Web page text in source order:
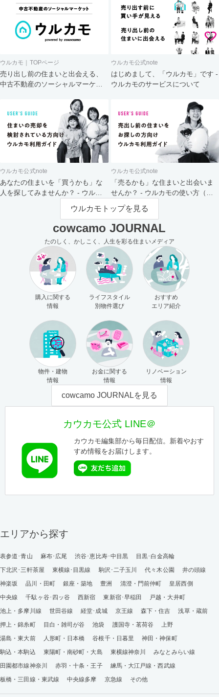
ウルカモ｜TOPページ
売り出し前の住まいと出会える、
中古不動産のソーシャルマーケッ
ウルカモ公式note
はじめまして、「ウルカモ」です -
ウルカモのサービスについて
ウルカモ公式note
あなたの住まいを「買うかも」な
人を探してみませんか？ - ウルカ
ウルカモ公式note
「売るかも」な住まいと出会いま
せんか？ - ウルカモの使い方（買
主さま向け）
ウルカモトップを見る
cowcamo JOURNAL
たのしく、かしこく、人生を彩る住まいメディア
購入に関する
情報
ライフスタイル
別物件選び
おすすめ
エリア紹介
物件・建物
情報
お金に関する
情報
リノベーション
情報
cowcamo JOURNALを見る
カウカモ公式 LINE＠
カウカモ編集部から毎日配信。新着やおす
すめ情報をお届けします。
エリアから探す
表参道･青山 麻布･広尾 渋谷･恵比寿･中目黒
目黒･白金高輪
下北沢･三軒茶屋
東横線･目黒線 駒沢･二子玉川 代々木公園
井の頭線
神楽坂
品川・田町 銀座・築地 豊洲 清澄・門前仲町
皇居西側
中央線
千駄ヶ谷･四ッ谷 西新宿 東新宿･早稲田
戸越・大井町
池上・多摩川線
世田谷線 経堂･成城 京王線 森下・住吉
浅草・蔵前
押上・錦糸町
目白・雑司が谷 池袋 護国寺・茗荷谷
上野
湯島・東大前
人形町・日本橋 谷根千・日暮里
神田・神保町
駒込・本駒込
東陽町・南砂町・大島 東横線神奈川
みなとみらい線
田園都市線神奈川
赤羽・十条・王子
練馬・大江戸線・西武線
板橋・三田線・東武線
中央線多摩 京急線 その他